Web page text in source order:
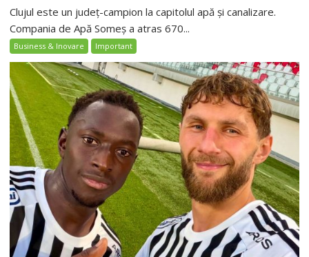
Clujul este un județ-campion la capitolul apă și canalizare.
Compania de Apă Someș a atras 670...
Business & Inovare Important